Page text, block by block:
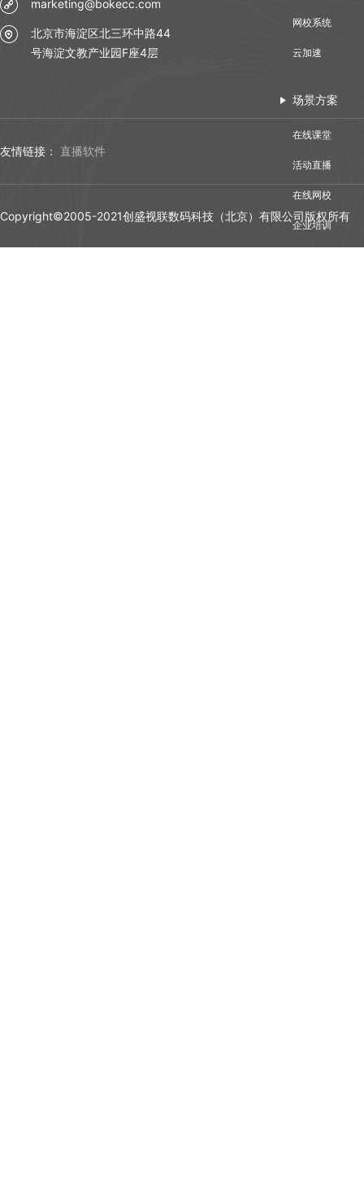
marketing@bokecc.com
北京市海淀区北三环中路44
号海淀文教产业园F座4层
网校系统
云加速
场景方案
在线课堂
活动直播
在线网校
企业培训
友情链接： 直播软件
Copyright©2005-2021创盛视联数码科技（北京）有限公司版权所有